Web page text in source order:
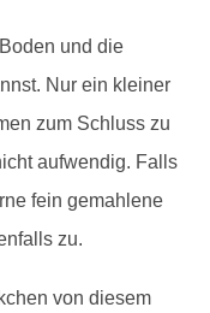
und die
Nur ein kleiner
zum Schluss zu
aufwendig. Falls
fein gemahlene
zu.
von diesem